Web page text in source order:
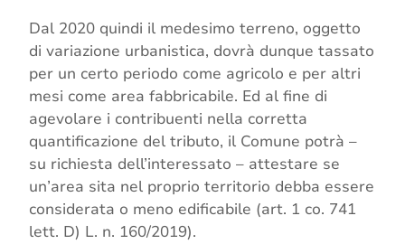
Dal 2020 quindi il medesimo terreno, oggetto
di variazione urbanistica, dovrà dunque tassato
per un certo periodo come agricolo e per altri
mesi come area fabbricabile. Ed al fine di
agevolare i contribuenti nella corretta
quantificazione del tributo, il Comune potrà –
su richiesta dell’interessato – attestare se
un’area sita nel proprio territorio debba essere
considerata o meno edificabile (art. 1 co. 741
lett. D) L. n. 160/2019).